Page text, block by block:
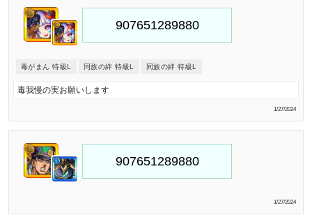
毒がまん 特級L 同族の絆 特級L 同族の絆 特級L
毒我慢の実お願いします
1/27/2024
1/27/2024